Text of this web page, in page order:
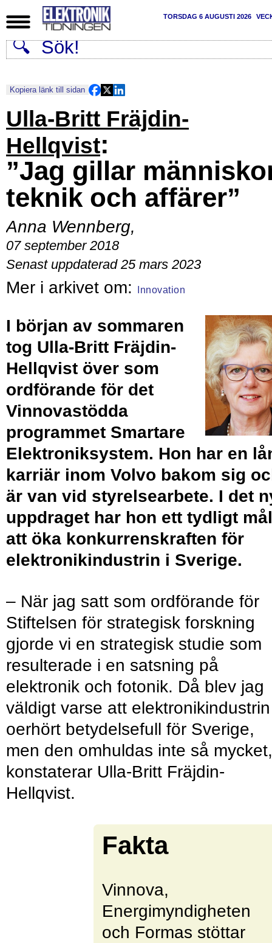
TORSDAG 6 AUGUSTI 2026
Kopiera länk till sidan
Ulla-Britt Fräjdin-
Hellqvist:
”Jag gillar
teknik och affärer”
Anna Wennberg,
07 september 2018
Senast uppdaterad 25 mars 2023
Innovation
I början av sommaren
tog Ulla-Britt Fräjdin-
Hellqvist över som
ordförande för det
Vinnovastödda
programmet Smartare
Elektroniksystem. Hon har en
karriär inom Volvo bakom sig
är van vid styrelsearbete. I det
uppdraget har hon ett tydligt
att öka konkurrenskraften för
elektronikindustrin i Sverige.
– När jag satt som ordförande för
Stiftelsen för strategisk forskning
gjorde vi en strategisk studie som
resulterade i en satsning på
elektronik och fotonik. Då blev jag
väldigt varse att
oerhört betydelsefull för Sverige,
men den omhuldas inte så mycket,
konstaterar Ulla-Britt Fräjdin-
Hellqvist.
Fakta
Vinnova,
Energimyndigheten
och Formas stöttar